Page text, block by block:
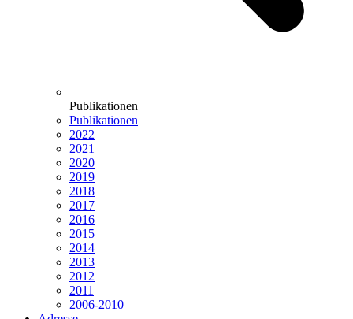
Publikationen
Publikationen
2022
2021
2020
2019
2018
2017
2016
2015
2014
2013
2012
2011
2006-2010